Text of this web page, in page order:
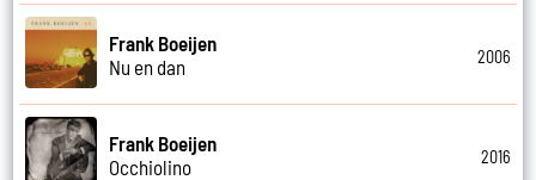
Frank Boeijen
Nu en dan
2006
Frank Boeijen
Occhiolino
2016